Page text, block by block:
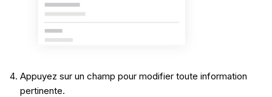
Appuyez sur un champ pour modifier toute information
pertinente.